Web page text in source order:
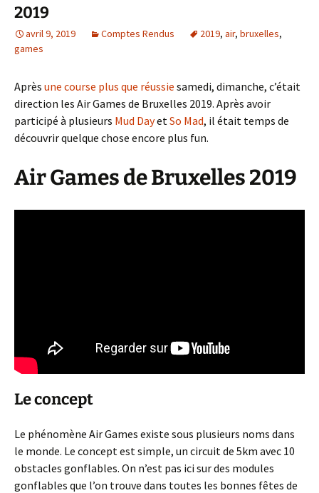
2019
avril 9, 2019 Comptes Rendus 2019, air, bruxelles,
games
Après une course plus que réussie samedi, dimanche, c’était
direction les Air Games de Bruxelles 2019. Après avoir
participé à plusieurs Mud DayetSo Mad, il était temps de
découvrir quelque chose encore plus fun.
Air Games de Bruxelles 2019
Le concept
Le phénomène Air Games existe sous plusieurs noms dans
le monde. Le concept est simple, un circuit de 5km avec 10
obstacles gonflables. On n’est pas ici sur des modules
gonflables que l’on trouve dans toutes les bonnes fêtes de